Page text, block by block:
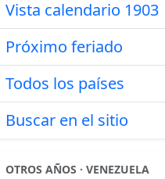
Vista calendario 1903
Próximo feriado
Todos los países
Buscar en el sitio
OTROS AÑOS · VENEZUELA